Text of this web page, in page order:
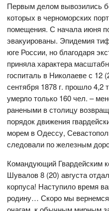
Первым делом вывозились
которых в черноморских
помещения. С начала июня
эвакуированы. Эпидемия
юге России, но благодаря
приняла характера
госпиталь в Николаеве с 12
сентября 1878 г. прошло 4,2
умерло только 160 чел. –
ранеными в столицу
порядок движения
морем в Одессу,
следовали по железным
Командующий Гвардейским
Шувалов 8 (20) августа
корпуса! Наступило время
родину… Скоро мы